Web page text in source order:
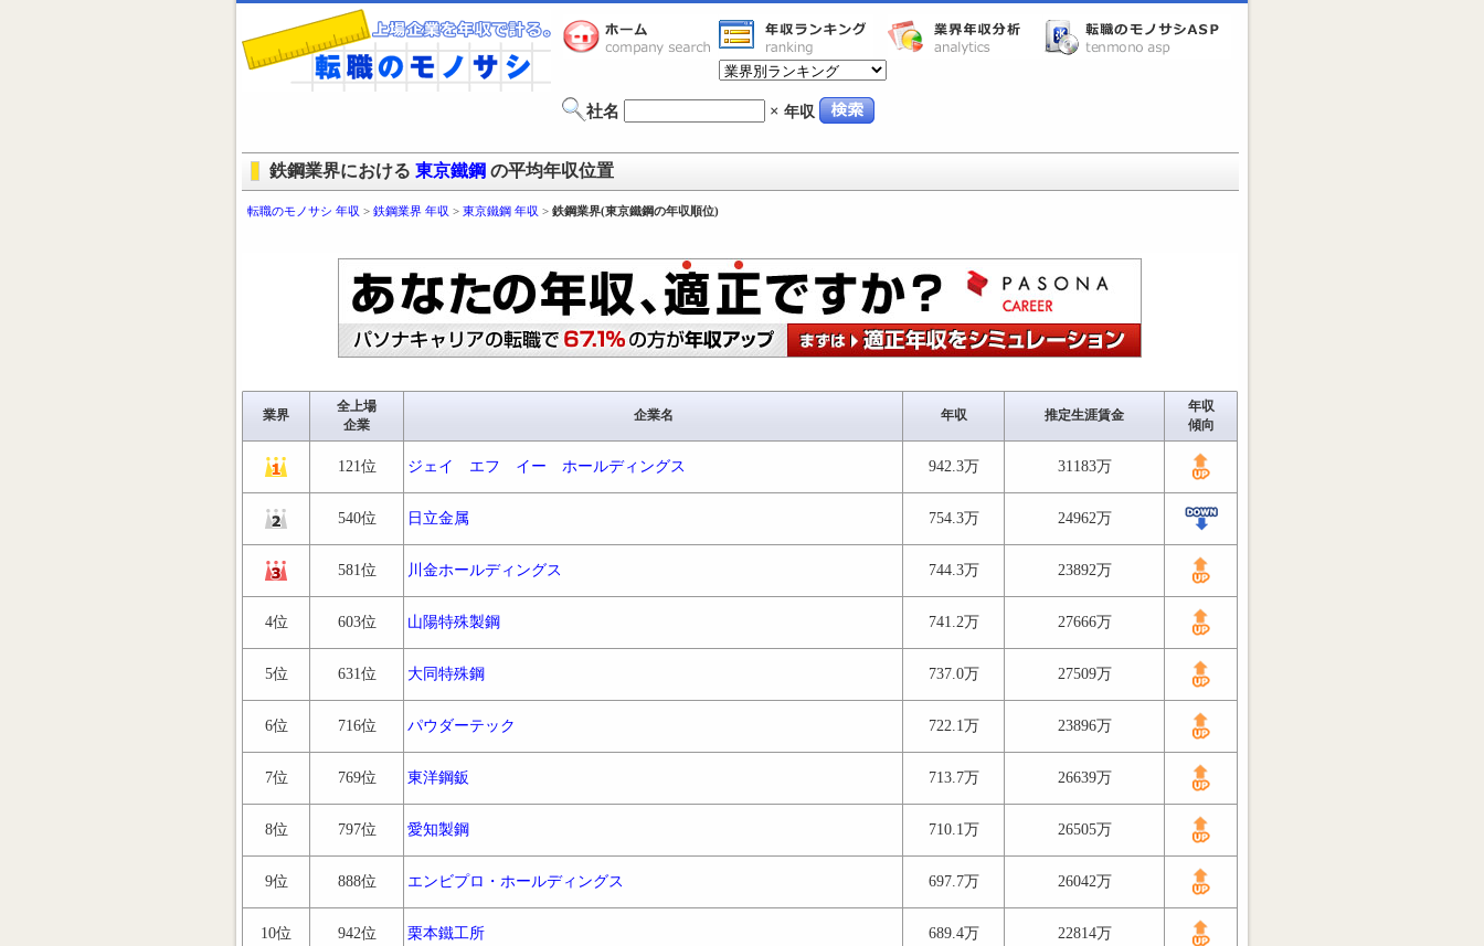
社名 × 年収
鉄鋼業界における 東京鐵鋼 の平均年収位置
転職のモノサシ 年収 > 鉄鋼業界 年収 > 東京鐵鋼 年収 > 鉄鋼業界(東京鐵鋼の年収順位)
業界
全上場
企業
企業名 年収 推定生涯賃金
年収
傾向
121位 ジェイ エフ イー ホールディングス 942.3万 31183万
540位 日立金属 754.3万 24962万
581位 川金ホールディングス 744.3万 23892万
4位 603位 山陽特殊製鋼 741.2万 27666万
5位 631位 大同特殊鋼 737.0万 27509万
6位 716位 パウダーテック 722.1万 23896万
7位 769位 東洋鋼鈑 713.7万 26639万
8位 797位 愛知製鋼 710.1万 26505万
9位 888位 エンビプロ・ホールディングス 697.7万 26042万
10位 942位 栗本鐵工所 689.4万 22814万